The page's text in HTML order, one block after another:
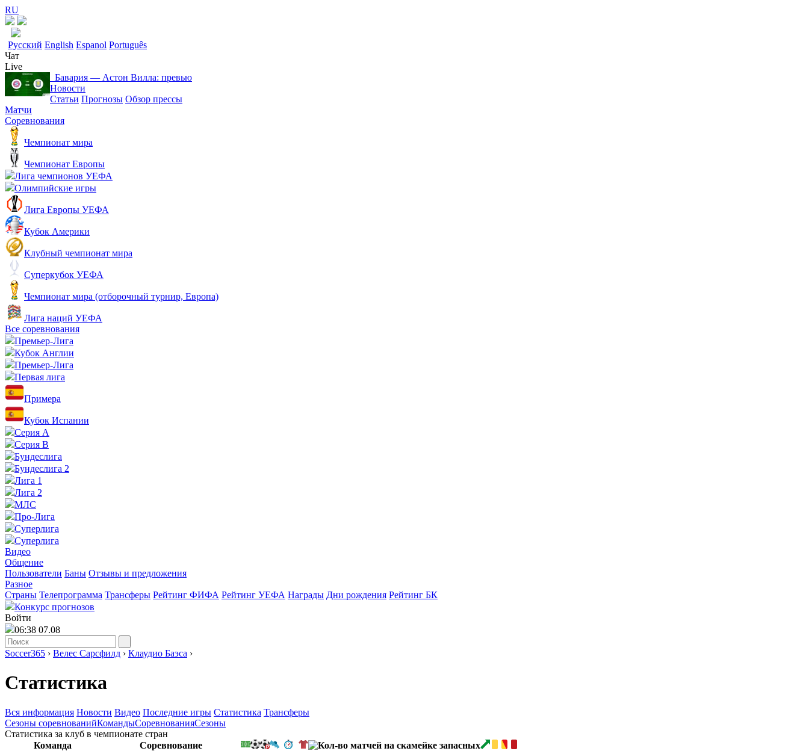
RU
Русский English Espanol Português
Чат
Live
Бавария ― Астон Вилла: превью
Новости
Статьи Прогнозы Обзор прессы
Матчи
Соревнования
Чемпионат мира
Чемпионат Европы
Лига чемпионов УЕФА
Олимпийские игры
Лига Европы УЕФА
Кубок Америки
Клубный чемпионат мира
Суперкубок УЕФА
Чемпионат мира (отборочный турнир, Европа)
Лига наций УЕФА
Все соревнования
Премьер-Лига
Кубок Англии
Премьер-Лига
Первая лига
Примера
Кубок Испании
Серия А
Серия B
Бундеслига
Бундеслига 2
Лига 1
Лига 2
МЛС
Про-Лига
Суперлига
Суперлига
Видео
Общение
Пользователи Баны Отзывы и предложения
Разное
Страны Телепрограмма Трансферы Рейтинг ФИФА Рейтинг УЕФА Награды Дни рождения Рейтинг БК
Конкурс прогнозов
Войти
06:38 07.08
Soccer365 › Велес Сарсфилд › Клаудио Баэса ›
Статистика
Вся информация Новости Видео Последние игры Статистика Трансферы
Сезоны соревнованийКомандыСоревнованияСезоны
Статистика за клуб в чемпионате стран
Команда
Соревнование